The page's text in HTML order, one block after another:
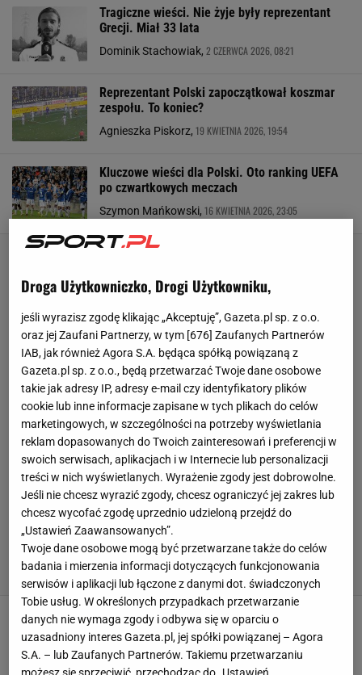
Tragiczne wieści. Nie żyje były reprezentant
Grecji. Miał 33 lata
Dominik Stachowiak, 2 CZERWCA 2026, 08:21
Reprezentant Polski zapoczątkował koszmar
zespołu. To koniec?
Agnieszka Piskorz, 19 KWIETNIA 2026, 19:54
Kluczowe wieści dla Polski. Oto ranking UEFA
po czwartkowych meczach
Szymon Mańkowski, 16 KWIETNIA 2026, 23:05
W 98. minucie przegrywali 1:2. Nie do wiary, co
się potem wydarzyło
Paweł Matys,19 GRUDNIA 2025, 07:16
Droga Użytkowniczko, Drogi Użytkowniku,
jeśli wyrazisz zgodę klikając „Akceptuję”, Gazeta.pl sp. z o.o.
oraz jej Zaufani Partnerzy, w tym [676] Zaufanych Partnerów
IAB, jak również Agora S.A. będąca spółką powiązaną z
Gazeta.pl sp. z o.o., będą przetwarzać Twoje dane osobowe
takie jak adresy IP, adresy e-mail czy identyfikatory plików
cookie lub inne informacje zapisane w tych plikach do celów
marketingowych, w szczególności na potrzeby wyświetlania
reklam dopasowanych do Twoich zainteresowań i preferencji w
swoich serwisach, aplikacjach i w Internecie lub personalizacji
treści w nich wyświetlanych. Wyrażenie zgody jest dobrowolne.
Jeśli nie chcesz wyrazić zgody, chcesz ograniczyć jej zakres lub
chcesz wycofać zgodę uprzednio udzieloną przejdź do
„Ustawień Zaawansowanych”.
Twoje dane osobowe mogą być przetwarzane także do celów
badania i mierzenia informacji dotyczących funkcjonowania
serwisów i aplikacji lub łączone z danymi dot. świadczonych
Tobie usług. W określonych przypadkach przetwarzanie
danych nie wymaga zgody i odbywa się w oparciu o
uzasadniony interes Gazeta.pl, jej spółki powiązanej – Agora
S.A. – lub Zaufanych Partnerów. Takiemu przetwarzaniu